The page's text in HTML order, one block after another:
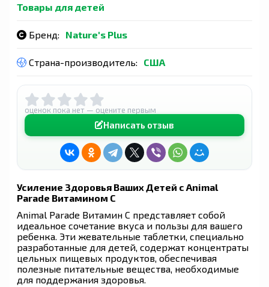
Товары для детей
Бренд: Nature's Plus
Страна-производитель: США
оценок пока нет — оцените первым
Написать отзыв
Усиление Здоровья Ваших Детей с Animal
Parade Витамином С
Animal Parade Витамин С представляет собой
идеальное сочетание вкуса и пользы для вашего
ребенка. Эти жевательные таблетки, специально
разработанные для детей, содержат концентраты
цельных пищевых продуктов, обеспечивая
полезные питательные вещества, необходимые
для поддержания здоровья.